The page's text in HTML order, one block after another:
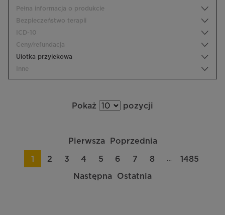
Pełna informacja o produkcie
Bezpieczeństwo terapii
ICD-10
Ceny/refundacja
Ulotka przylekowa
Inne
Pokaż pozycji
Pierwsza Poprzednia
1 2 3 4 5 6 7 8 … 1485
Następna Ostatnia